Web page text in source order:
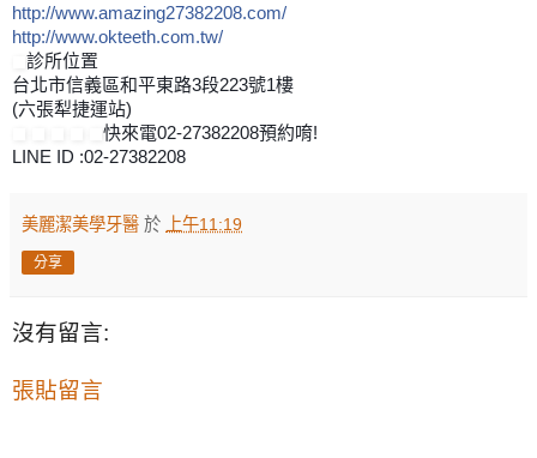
http://www.amazing27382208.com/
http://www.okteeth.com.tw/
診所位置
台北市信義區和平東路3段223號1樓
(六張犁捷運站)
快來電02-27382208預約唷!
LINE ID :02-27382208
美麗潔美學牙醫 於 上午11:19
分享
沒有留言:
張貼留言